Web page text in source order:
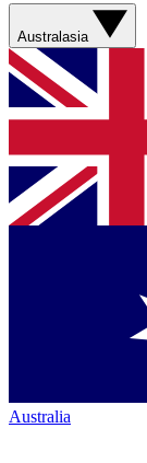
Australasia
Australia